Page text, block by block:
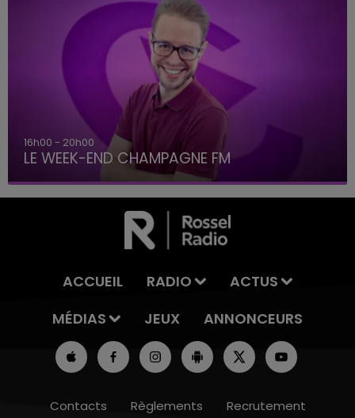
16h00 - 20h00
LE WEEK-END CHAMPAGNE FM
ACCUEIL RADIO
ACTUS
MÉDIAS
JEUX ANNONCEURS
Contacts Règlements Recrutement